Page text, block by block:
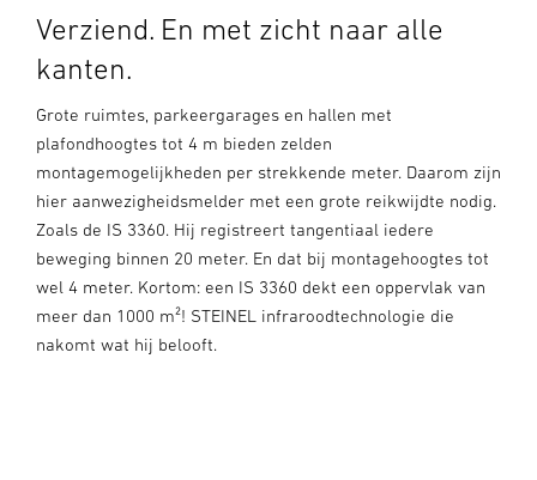
Verziend. En met zicht naar alle
kanten.
Grote ruimtes, parkeergarages en hallen met
plafondhoogtes tot 4 m bieden zelden
montagemogelijkheden per strekkende meter. Daarom zijn
hier aanwezigheidsmelder met een grote reikwijdte nodig.
Zoals de IS 3360. Hij registreert tangentiaal iedere
beweging binnen 20 meter. En dat bij montagehoogtes tot
wel 4 meter. Kortom: een IS 3360 dekt een oppervlak van
meer dan 1000 m²! STEINEL infraroodtechnologie die
nakomt wat hij belooft.